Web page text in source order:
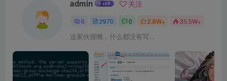
admin 关注
0 2970 0 2.6W+ 35.5W+
这家伙很懒，什么都没有写...